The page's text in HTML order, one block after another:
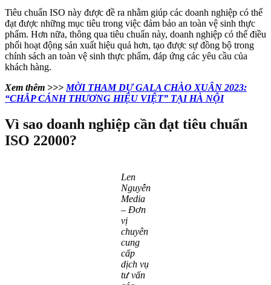
Tiêu chuẩn ISO này được đề ra nhằm giúp các doanh nghiệp có thể
đạt được những mục tiêu trong việc đảm bảo an toàn vệ sinh thực
phẩm. Hơn nữa, thông qua tiêu chuẩn này, doanh nghiệp có thể điều
phối hoạt động sản xuất hiệu quả hơn, tạo được sự đồng bộ trong
chính sách an toàn vệ sinh thực phẩm, đáp ứng các yêu cầu của
khách hàng.
Xem thêm >>> MỜI THAM DỰ GALA CHÀO XUÂN 2023:
“CHẮP CÁNH THƯƠNG HIỆU VIỆT” TẠI HÀ NỘI
Vì sao doanh nghiệp cần đạt tiêu chuẩn
ISO 22000?
Len
Nguyễn
Media
– Đơn
vị
chuyên
cung
cấp
dịch vụ
tư vấn